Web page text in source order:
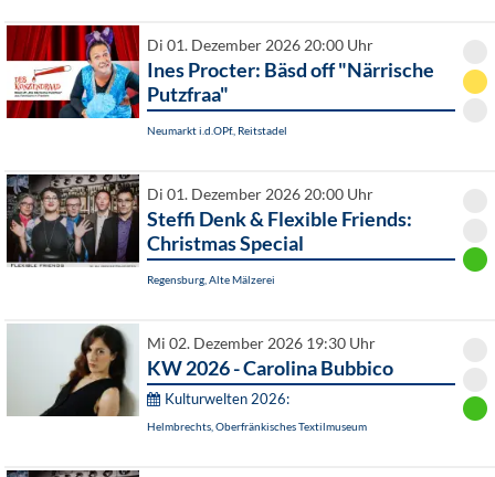
Di 01. Dezember 2026 20:00 Uhr
Ines Procter: Bäsd off "Närrische
Putzfraa"
Neumarkt i.d.OPf., Reitstadel
Di 01. Dezember 2026 20:00 Uhr
Steffi Denk & Flexible Friends:
Christmas Special
Regensburg, Alte Mälzerei
Mi 02. Dezember 2026 19:30 Uhr
KW 2026 - Carolina Bubbico
Kulturwelten 2026:
Helmbrechts, Oberfränkisches Textilmuseum